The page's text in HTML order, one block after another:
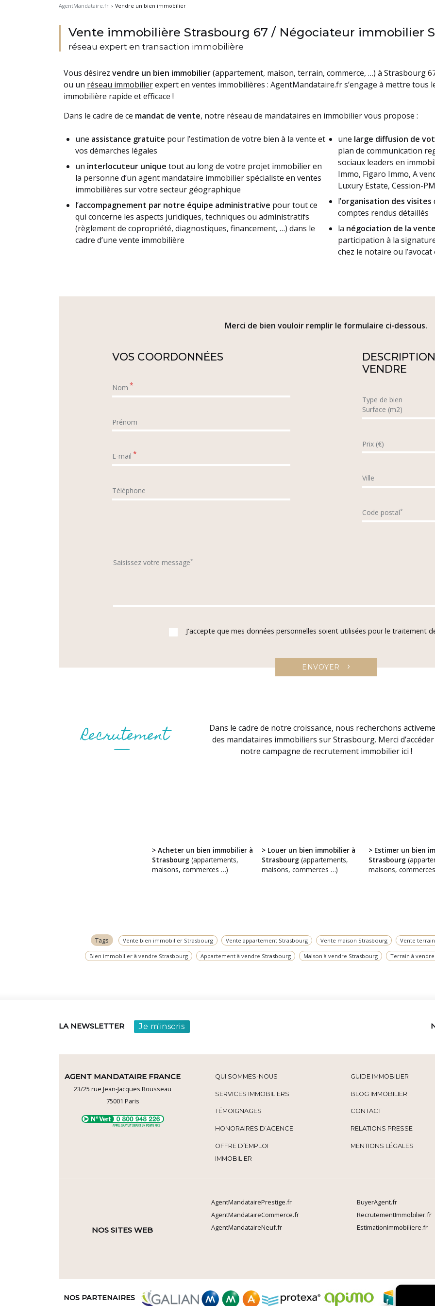
AgentMandataire.fr › Vendre un bien immobilier
Vente immobilière Strasbourg 67 / Négociateur immobilier
réseau expert en transaction immobilière
Vous désirez vendre un bien immobilier(appartement, maison, terrain, commerce, …) à Strasbourg
ou un réseau immobilierexpert en ventes immobilières : AgentMandataire.fr s’engage à mettre tous
immobilière rapide et efficace !
Dans le cadre de ce mandat de vente, notre réseau de mandataires en immobilier vous propose :
une assistance gratuite pour l’estimation de votre bien à la vente et
vos démarches légales
un interlocuteur unique tout au long de votre projet immobilier en
la personne d’un agent mandataire immobilier spécialiste en ventes
immobilières sur votre secteur géographique
l’accompagnement par notre équipe administrative pour tout ce
qui concerne les aspects juridiques, techniques ou administratifs
(règlement de copropriété, diagnostiques, financement, …) dans le
cadre d’une vente immobilière
une large diffusion de
plan de communication
sociaux leaders en
Immo, Figaro Immo, A
Luxury Estate, Cession-
l’organisation des visites
comptes rendus détaillés
la négociation de la vente
participation à la
chez le notaire ou
Merci de bien vouloir remplir le formulaire ci-dessous.
VOS COORDONNÉES
Nom *
Prénom
E-mail *
Téléphone
VENDRE
Type de bien
Surface (m2)
Prix (€)
Ville
Code postal*
Saisissez votre message*
J'accepte que mes données personnelles soient utilisées pour le traitement
ENVOYER ›
Dans le cadre de notre croissance, nous recherchons
des mandataires immobiliers sur Strasbourg. Merci d’accéder
notre campagne de recrutement immobilier ici !
> Acheter un bien immobilier à
Strasbourg (appartements,
maisons, commerces …)
> Louer un bien immobilier à
Strasbourg (appartements,
maisons, commerces …)
> Estimer un bien
Strasbourg
maisons,
Tags Vente bien immobilier Strasbourg Vente appartement Strasbourg Vente maison Strasbourg Vente
Bien immobilier à vendre Strasbourg Appartement à vendre Strasbourg Maison à vendre Strasbourg Terrain à
LA NEWSLETTER Je m'inscris
AGENT MANDATAIRE FRANCE
23/25 rue Jean-Jacques Rousseau
75001 Paris
QUI SOMMES-NOUS
SERVICES IMMOBILIERS
TÉMOIGNAGES
HONORAIRES D’AGENCE
OFFRE D’EMPLOI
IMMOBILIER
GUIDE IMMOBILIER
BLOG IMMOBILIER
CONTACT
RELATIONS PRESSE
MENTIONS LÉGALES
NOS SITES WEB
AgentMandatairePrestige.fr
AgentMandataireCommerce.fr
AgentMandataireNeuf.fr
BuyerAgent.fr
RecrutementImmobilier.fr
EstimationImmobiliere.fr
NOS PARTENAIRES